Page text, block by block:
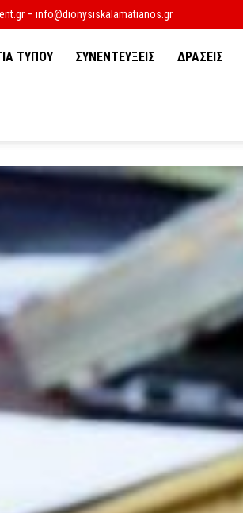
– info@dionysiskalamatianos.gr
ΤΥΠΟΥ ΣΥΝΕΝΤΕΥΞΕΙΣ ΔΡΑΣΕΙΣ